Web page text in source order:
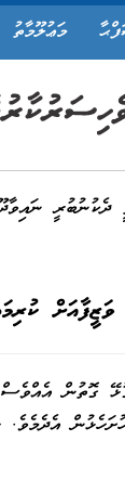
މަޢުލޫމާތު
ދެކުނުބުރީ
ވަޒީފާއަށް